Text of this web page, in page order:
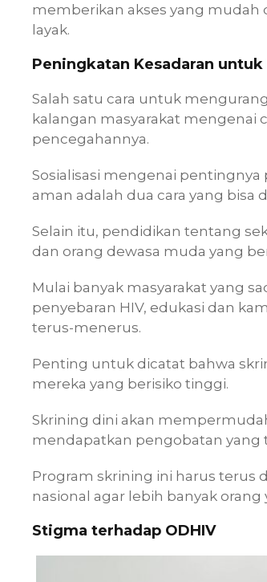
memberikan akses yang mudah
layak.
Peningkatan Kesadaran untuk
Salah satu cara untuk
kalangan masyarakat mengenai
pencegahannya.
Sosialisasi mengenai
aman adalah dua cara yang bisa
Selain itu, pendidikan tentang
dan orang dewasa muda yang
Mulai banyak masyarakat yang
penyebaran HIV, edukasi dan
terus-menerus.
Penting untuk dicatat bahwa
mereka yang berisiko tinggi.
Skrining dini akan
mendapatkan pengobatan yang
Program skrining ini harus terus
nasional agar lebih banyak
Stigma terhadap ODHIV